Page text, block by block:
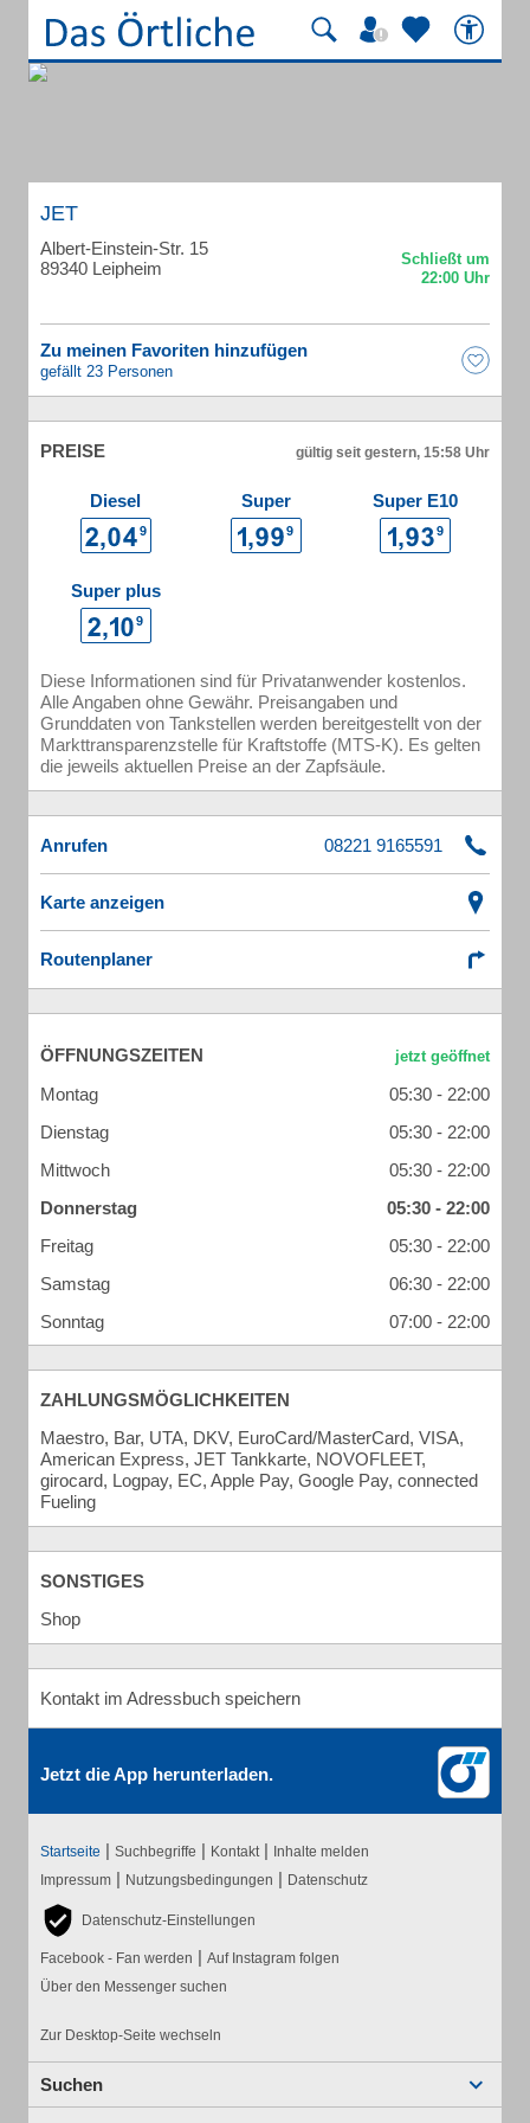
JET
Albert-Einstein-Str. 15
89340 Leipheim
Zu meinen Favoriten hinzufügen
gefällt 23 Personen
PREISE gültig seit gestern, 15:58 Uhr
Diesel Super Super E10
Super plus
Diese Informationen sind für Privatanwender kostenlos.
Alle Angaben ohne Gewähr. Preisangaben und
Grunddaten von Tankstellen werden bereitgestellt von der
Markttransparenzstelle für Kraftstoffe (MTS-K). Es gelten
die jeweils aktuellen Preise an der Zapfsäule.
Anrufen
Karte anzeigen
Routenplaner
ÖFFNUNGSZEITEN
Montag
05:30 - 22:00
Dienstag
05:30 - 22:00
Mittwoch
05:30 - 22:00
Donnerstag
05:30 - 22:00
Freitag
05:30 - 22:00
Samstag
06:30 - 22:00
Sonntag
07:00 - 22:00
ZAHLUNGSMÖGLICHKEITEN
Maestro, Bar, UTA, DKV, EuroCard/MasterCard, VISA,
American Express, JET Tankkarte, NOVOFLEET,
girocard, Logpay, EC, Apple Pay, Google Pay, connected
Fueling
SONSTIGES
Shop
Kontakt im Adressbuch speichern
Jetzt die App herunterladen.
Startseite | Suchbegriffe | Kontakt | Inhalte melden
Impressum | Nutzungsbedingungen | Datenschutz
Datenschutz-Einstellungen
Facebook - Fan werden | Auf Instagram folgen
Über den Messenger suchen
Zur Desktop-Seite wechseln
Suchen